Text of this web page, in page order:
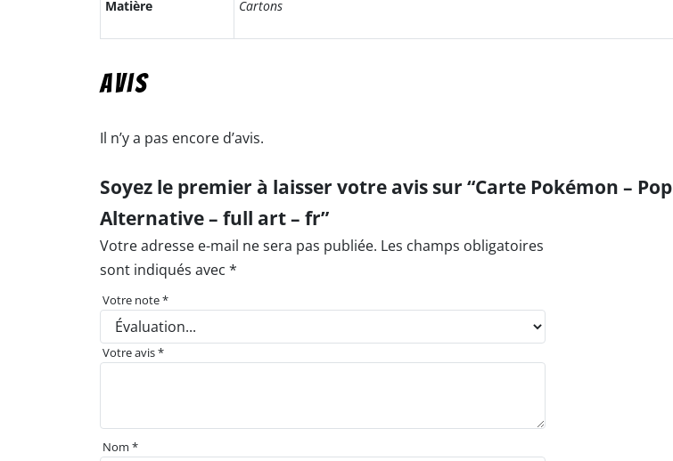
Matière Cartons
Avis
Il n’y a pas encore d’avis.
Soyez le premier à laisser votre avis sur “Carte Pokémon –
Alternative – full art – fr”
Votre adresse e-mail ne sera pas publiée. Les champs obligatoires
sont indiqués avec *
Votre note*
Votre avis*
Nom*